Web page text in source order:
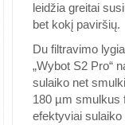
leidžia greitai
bet kokį paviršių.
Du filtravimo
„Wybot S2 Pro“
sulaiko net
180 µm smulkus
efektyviai